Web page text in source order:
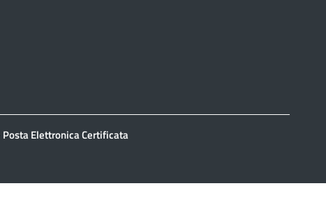
Posta Elettronica Certificata